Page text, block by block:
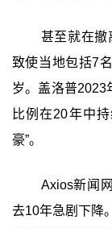
甚至就在撤
致使当地包括7
岁。盖洛普2023
比例在20年中
豪”。
Axios新闻
去10年急剧下降